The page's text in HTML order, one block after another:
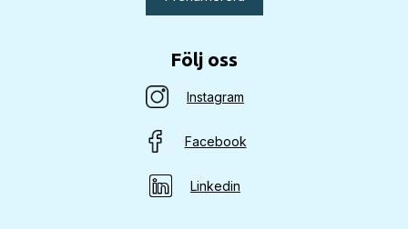
Följ oss
Instagram
Facebook
Linkedin